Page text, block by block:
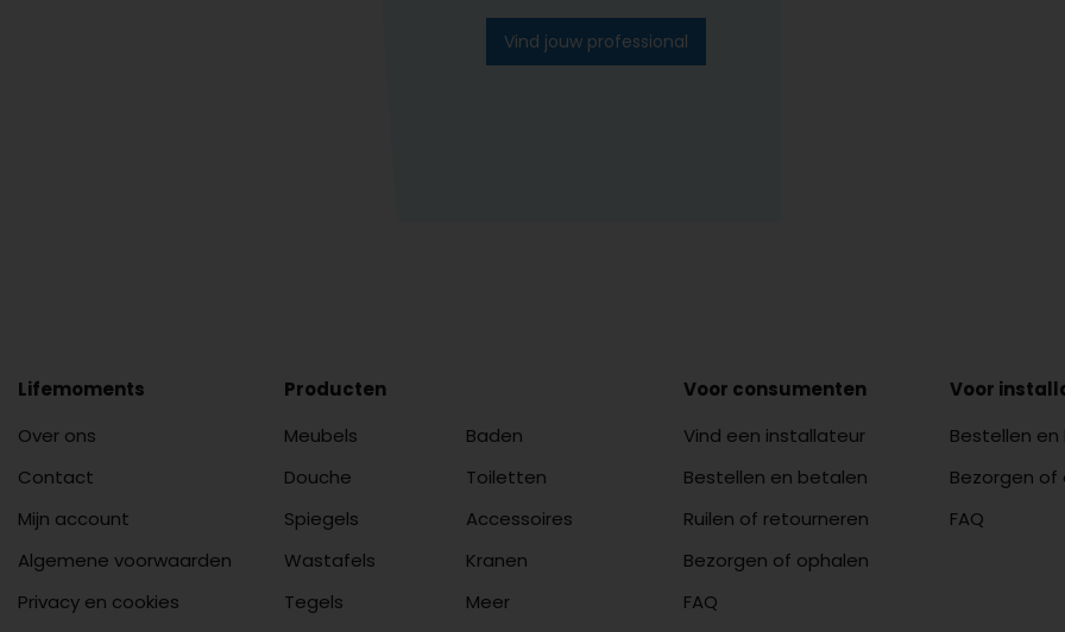
Vind jouw professional
Lifemoments
Over ons
Contact
Mijn account
Algemene voorwaarden
Privacy en cookies
Producten
Meubels
Baden
Douche
Toiletten
Spiegels
Accessoires
Wastafels
Kranen
Tegels
Meer
Voor consumenten
Vind een installateur
Bestellen en betalen
Ruilen of retourneren
Bezorgen of ophalen
FAQ
Voor
Bestellen
Bezorgen of
FAQ